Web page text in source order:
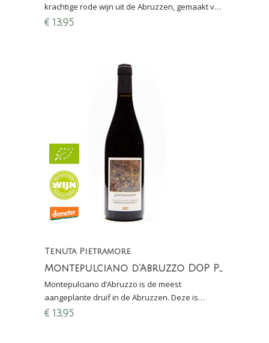
krachtige rode wijn uit de Abruzzen, gemaakt van
de inheemse Montepulciano-druif.
€ 13,95
Tenuta Pietramore
Montepulciano d'Abruzzo DOP Pietramore
Montepulciano d’Abruzzo is de meest
aangeplante druif in de Abruzzen. Deze is
afkomstig van Tenuta Pietramore, een bio-
€ 13,95